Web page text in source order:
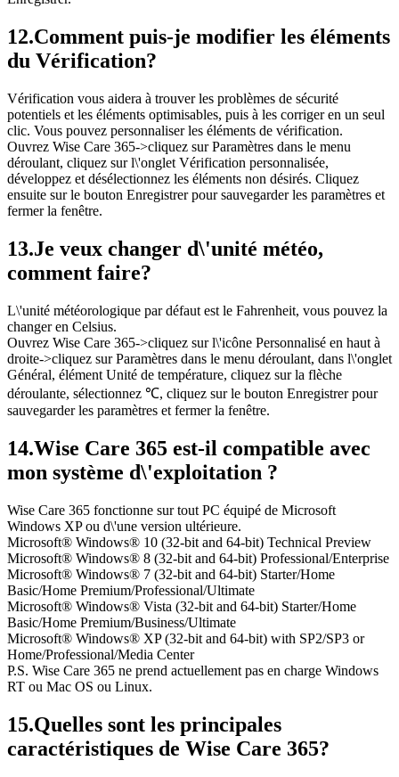
12.Comment puis-je modifier les éléments
du Vérification?
Vérification vous aidera à trouver les problèmes de sécurité
potentiels et les éléments optimisables, puis à les corriger en un seul
clic. Vous pouvez personnaliser les éléments de vérification.
Ouvrez Wise Care 365->cliquez sur Paramètres dans le menu
déroulant, cliquez sur l\'onglet Vérification personnalisée,
développez et désélectionnez les éléments non désirés. Cliquez
ensuite sur le bouton Enregistrer pour sauvegarder les paramètres et
fermer la fenêtre.
13.Je veux changer d\'unité météo,
comment faire?
L\'unité météorologique par défaut est le Fahrenheit, vous pouvez la
changer en Celsius.
Ouvrez Wise Care 365->cliquez sur l\'icône Personnalisé en haut à
droite->cliquez sur Paramètres dans le menu déroulant, dans l\'onglet
Général, élément Unité de température, cliquez sur la flèche
déroulante, sélectionnez ℃, cliquez sur le bouton Enregistrer pour
sauvegarder les paramètres et fermer la fenêtre.
14.Wise Care 365 est-il compatible avec
mon système d\'exploitation ?
Wise Care 365 fonctionne sur tout PC équipé de Microsoft
Windows XP ou d\'une version ultérieure.
Microsoft® Windows® 10 (32-bit and 64-bit) Technical Preview
Microsoft® Windows® 8 (32-bit and 64-bit) Professional/Enterprise
Microsoft® Windows® 7 (32-bit and 64-bit) Starter/Home
Basic/Home Premium/Professional/Ultimate
Microsoft® Windows® Vista (32-bit and 64-bit) Starter/Home
Basic/Home Premium/Business/Ultimate
Microsoft® Windows® XP (32-bit and 64-bit) with SP2/SP3 or
Home/Professional/Media Center
P.S. Wise Care 365 ne prend actuellement pas en charge Windows
RT ou Mac OS ou Linux.
15.Quelles sont les principales
caractéristiques de Wise Care 365?